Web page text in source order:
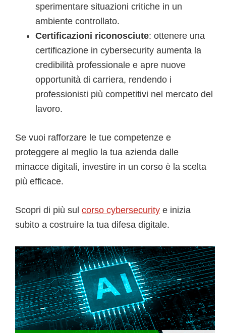
sperimentare situazioni critiche in un
ambiente controllato.
Certificazioni riconosciute: ottenere una
certificazione in cybersecurity aumenta la
credibilità professionale e apre nuove
opportunità di carriera, rendendo i
professionisti più competitivi nel mercato del
lavoro.
Se vuoi rafforzare le tue competenze e
proteggere al meglio la tua azienda dalle
minacce digitali, investire in un corso è la scelta
più efficace.
Scopri di più sul corso cybersecurity e inizia
subito a costruire la tua difesa digitale.